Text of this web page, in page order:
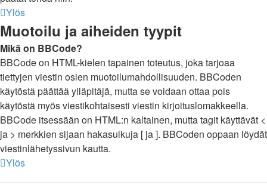
Ylös
Muotoilu ja aiheiden tyypit
Mikä on BBCode?
BBCode on HTML-kielen tapainen toteutus, joka tarjoaa
tiettyjen viestin osien muotoilumahdollisuuden. BBCoden
käytöstä päättää ylläpitäjä, mutta se voidaan ottaa pois
käytöstä myös viestikohtaisesti viestin kirjoituslomakkeella.
BBCode itsessään on HTML:n kaltainen, mutta tagit käyttävät <
ja > merkkien sijaan hakasulkuja [ ja ]. BBCoden oppaan löydät
viestinlähetyssivun kautta.
Ylös